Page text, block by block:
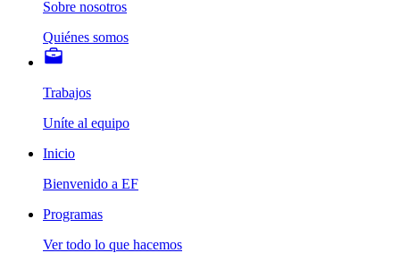
Sobre nosotros
Quiénes somos
Trabajos
Uníte al equipo
Inicio
Bienvenido a EF
Programas
Ver todo lo que hacemos